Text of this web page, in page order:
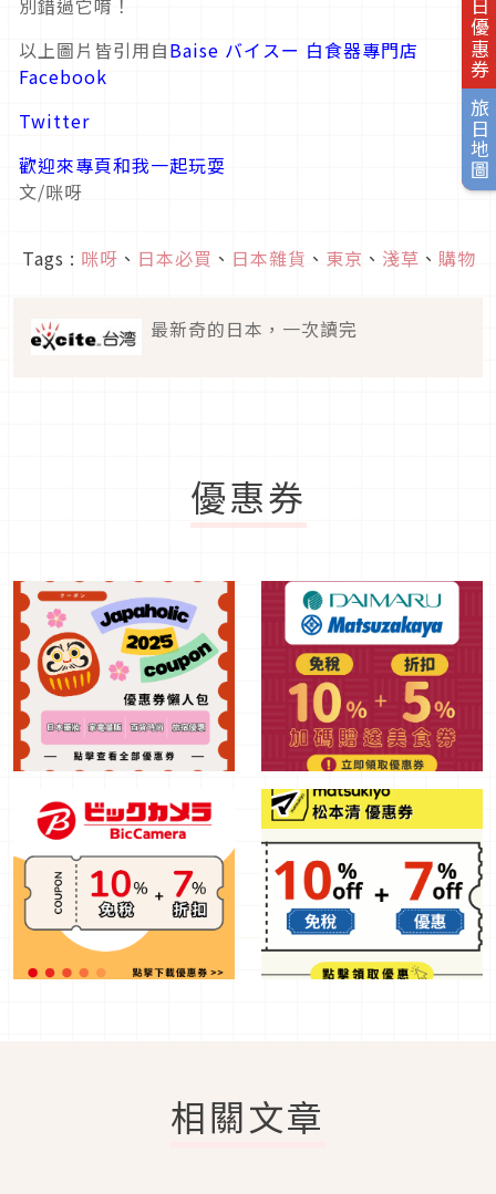
旅日優惠券
旅日地圖
以上圖片皆引用自Baise バイスー 白食器專門店
Facebook
Twitter
歡迎來專頁和我一起玩耍
文/咪呀
Tags : 咪呀 、 日本必買 、 日本雜貨 、 東京 、 淺草 、 購物
最新奇的日本，一次讀完
優惠券
相關文章